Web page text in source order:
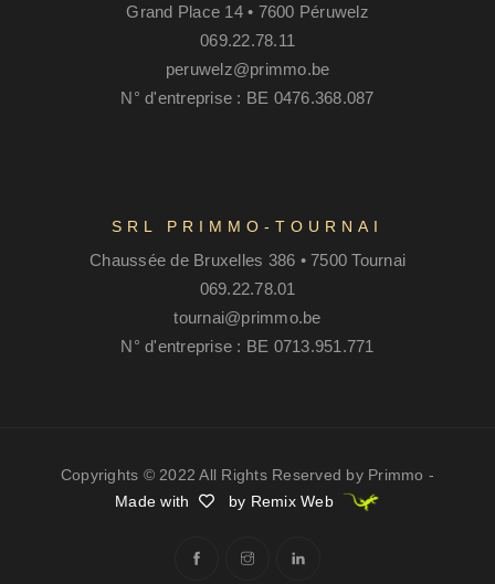
Grand Place 14 • 7600 Péruwelz
069.22.78.11
peruwelz@primmo.be
N° d'entreprise : BE 0476.368.087
SRL PRIMMO-TOURNAI
Chaussée de Bruxelles 386 • 7500 Tournai
069.22.78.01
tournai@primmo.be
N° d'entreprise : BE 0713.951.771
Copyrights © 2022 All Rights Reserved by Primmo -
Made with
by Remix Web